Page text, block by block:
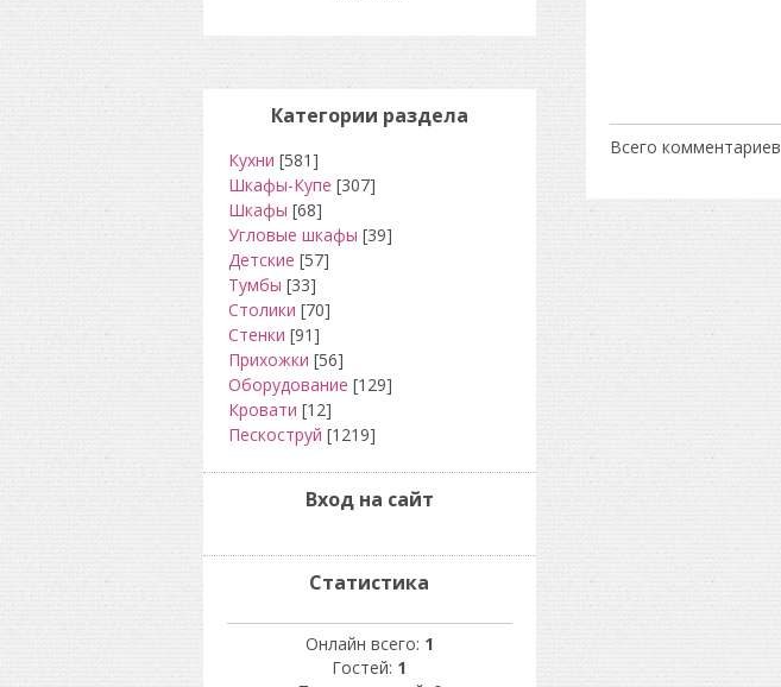
Всего комментариев
Категории раздела
Кухни [581]
Шкафы-Купе [307]
Шкафы [68]
Угловые шкафы [39]
Детские [57]
Тумбы [33]
Столики [70]
Стенки [91]
Прихожки [56]
Оборудование [129]
Кровати [12]
Пескоструй [1219]
Вход на сайт
Статистика
Онлайн всего: 1
Гостей: 1